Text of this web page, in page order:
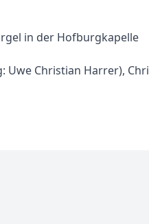
in der Hofburgkapelle
Christian Harrer),